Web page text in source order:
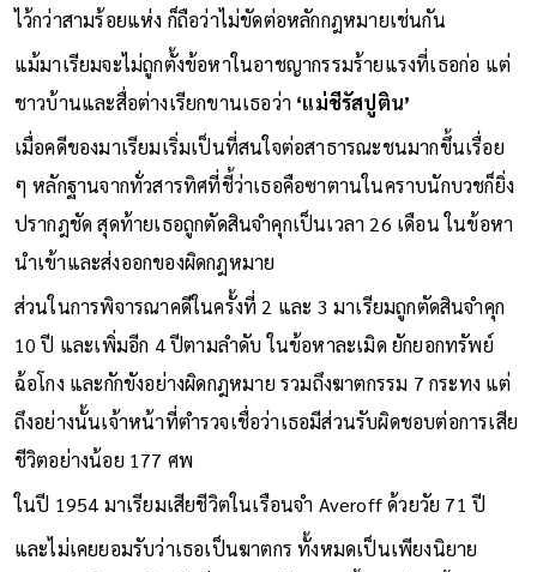
ไว้กว่าสามร้อยแห่ง ก็ถือว่าไม่ขัดต่อหลักกฎหมายเช่นกัน
แม้มาเรียมจะไม่ถูกตั้งข้อหาในอาชญากรรมร้ายแรงที่เธอก่อ แต่
ชาวบ้านและสื่อต่างเรียกขานเธอว่า ‘แม่ชีรัสปูติน’
เมื่อคดีของมาเรียมเริ่มเป็นที่สนใจต่อสาธารณะชนมากขึ้นเรื่อย
ๆ หลักฐานจากทั่วสารทิศที่ชี้ว่าเธอคือซาตานในคราบนักบวชก็ยิ่ง
ปรากฎชัด สุดท้ายเธอถูกตัดสินจำคุกเป็นเวลา 26 เดือน ในข้อหา
นำเข้าและส่งออกของผิดกฎหมาย
ส่วนในการพิจารณาคดีในครั้งที่ 2 และ 3 มาเรียมถูกตัดสินจำคุก
10 ปี และเพิ่มอีก 4 ปีตามลำดับ ในข้อหาละเมิด ยักยอกทรัพย์
ฉ้อโกง และกักขังอย่างผิดกฎหมาย รวมถึงฆาตกรรม 7 กระทง แต่
ถึงอย่างนั้นเจ้าหน้าที่ตำรวจเชื่อว่าเธอมีส่วนรับผิดชอบต่อการเสีย
ชีวิตอย่างน้อย 177 ศพ
ในปี 1954 มาเรียมเสียชีวิตในเรือนจำ Averoff ด้วยวัย 71 ปี
และไม่เคยยอมรับว่าเธอเป็นฆาตกร ทั้งหมดเป็นเพียงนิยาย